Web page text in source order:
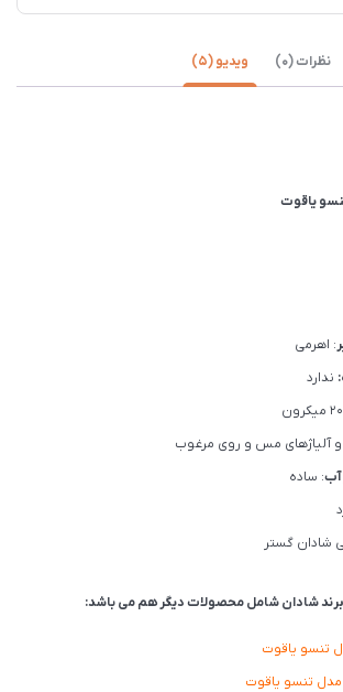
نظرات (0) ویدیو (5)
یاقوت
: اهرمی
ندارد
و آلیاژهای مس و روی مرغوب
آب: ساده
برند شادان شامل محصولات دیگر هم می باشد:
تنسو یاقوت
تنسو یاقوت